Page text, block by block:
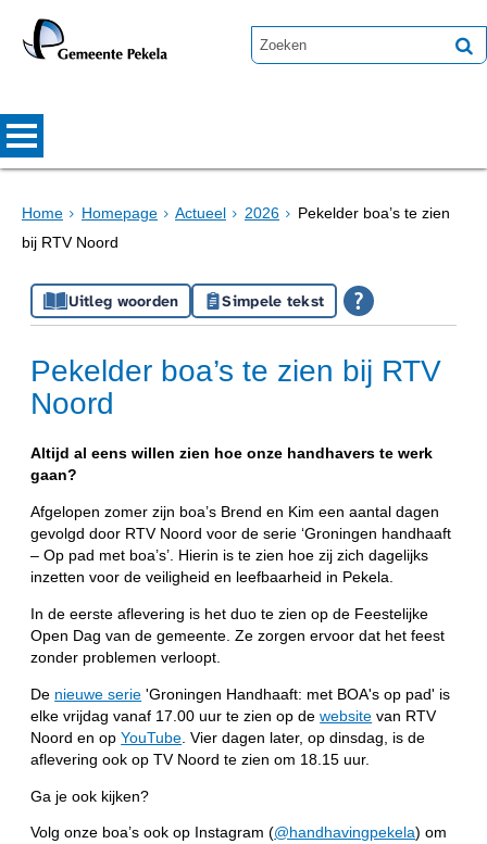
Home Homepage Actueel 2026
Pekelder boa’s te zien
bij RTV Noord
Uitleg woorden Simpele tekst
Pekelder boa’s te zien bij RTV
Noord
Altijd al eens willen zien hoe onze handhavers te werk
gaan?
Afgelopen zomer zijn boa’s Brend en Kim een aantal dagen
gevolgd door RTV Noord voor de serie ‘Groningen handhaaft
– Op pad met boa’s’. Hierin is te zien hoe zij zich dagelijks
inzetten voor de veiligheid en leefbaarheid in Pekela.
In de eerste aflevering is het duo te zien op de Feestelijke
Open Dag van de gemeente. Ze zorgen ervoor dat het feest
zonder problemen verloopt.
De nieuwe serie 'Groningen Handhaaft: met BOA's op pad' is
elke vrijdag vanaf 17.00 uur te zien op dewebsite van RTV
Noord en opYouTube . Vier dagen later, op dinsdag, is de
aflevering ook op TV Noord te zien om 18.15 uur.
Ga je ook kijken?
Volg onze boa’s ook op Instagram (@handhavingpekela) om